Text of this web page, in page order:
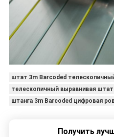
штат 3m Barcoded
телескопичный выравнивая штат
штанга 3m Barcoded цифровая
Получить